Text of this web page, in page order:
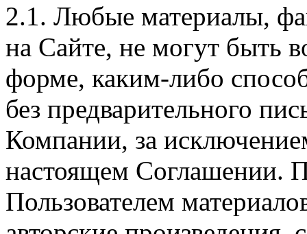
2.1. Любые материалы,
на Сайте, не могут быть
форме, каким-либо
без предварительного
Компании, за
настоящем Соглашении.
Пользователем